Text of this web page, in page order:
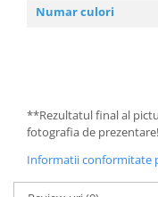
Numar culori
**Rezultatul final al
fotografia de prezentare!
Informatii conformitate